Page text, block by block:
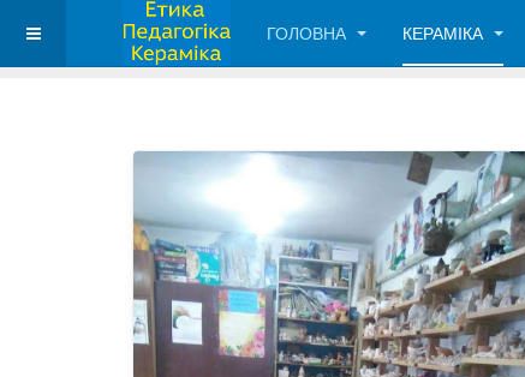
ГОЛОВНА КЕРАМІКА